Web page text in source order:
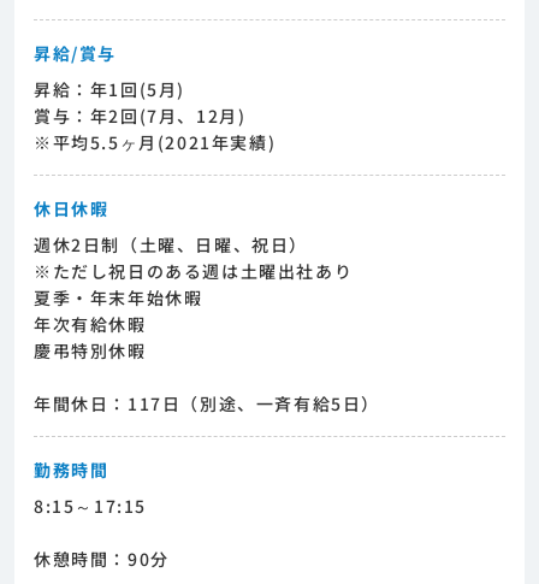
昇給/賞与
昇給：年1回(5月)
賞与：年2回(7月、12月)
※平均5.5ヶ月(2021年実績)
休日休暇
週休2日制（土曜、日曜、祝日）
※ただし祝日のある週は土曜出社あり
夏季・年末年始休暇
年次有給休暇
慶弔特別休暇
年間休日：117日（別途、一斉有給5日）
勤務時間
8:15～17:15
休憩時間：90分